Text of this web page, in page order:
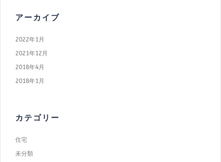
アーカイブ
2022年1月
2021年12月
2018年4月
2018年1月
カテゴリー
住宅
未分類